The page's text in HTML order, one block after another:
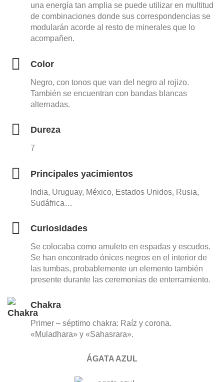
una energía tan amplia se puede utilizar en multitud
de combinaciones donde sus correspondencias se
modularán acorde al resto de minerales que lo
acompañen.
Color
Negro, con tonos que van del negro al rojizo.
También se encuentran con bandas blancas
alternadas.
Dureza
7
Principales yacimientos
India, Uruguay, México, Estados Unidos, Rusia,
Sudáfrica…
Curiosidades
Se colocaba como amuleto en espadas y escudos.
Se han encontrado ónices negros en el interior de
las tumbas, probablemente un elemento también
presente durante las ceremonias de enterramiento.
Chakra
Primer – séptimo chakra: Raíz y corona.
«Muladhara» y «Sahasrara».
ÁGATA AZUL